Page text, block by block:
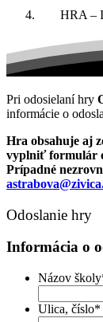
HRA –
Pri odosielaní hry
informácie o
Hra obsahuje aj
vyplniť formulár
Prípadné
Odoslanie hry
Informácia o
Názov školy
Ulica, číslo*